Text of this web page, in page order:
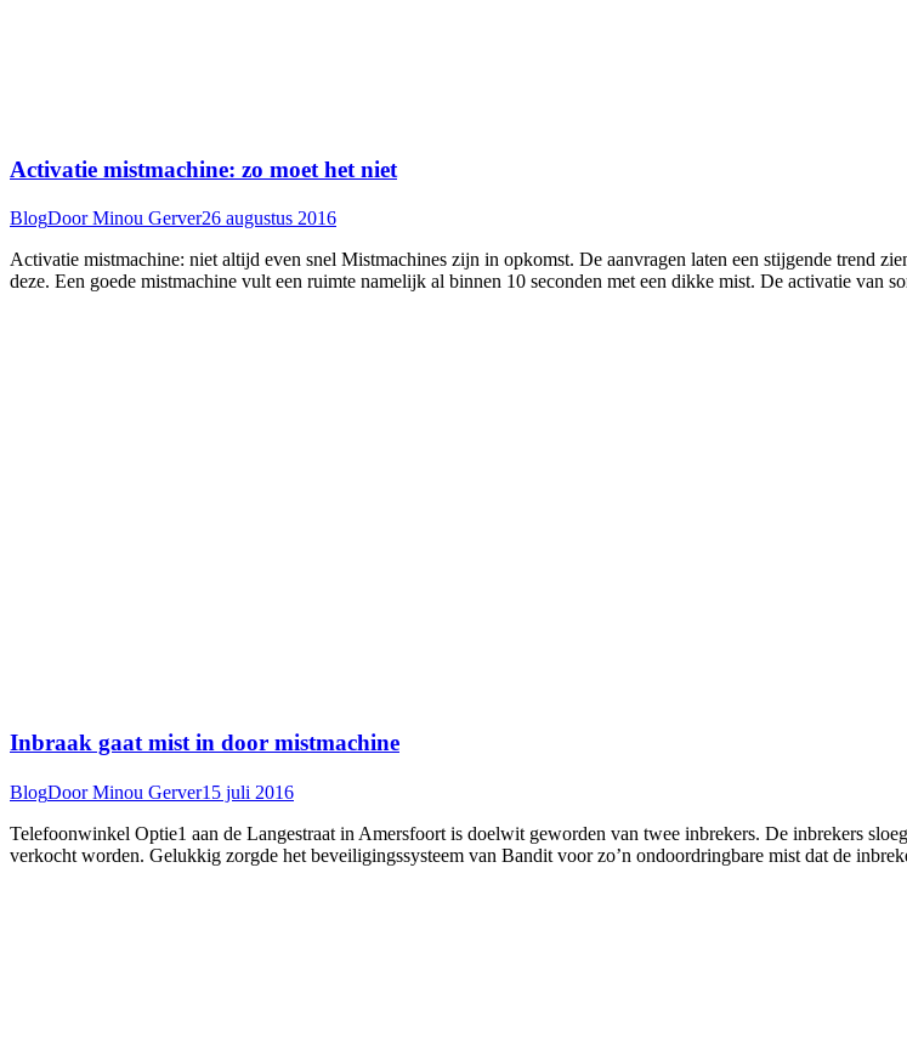
Activatie mistmachine: zo moet het niet
BlogDoorMinou Gerver26 augustus 2016
Activatie mistmachine: niet altijd even snel Mistmachines zijn in opkomst. De aanvragen laten een stijgende trend
deze. Een goede mistmachine vult een ruimte namelijk al binnen 10 seconden met een dikke mist. De activatie van
Inbraak gaat mist in door mistmachine
BlogDoorMinou Gerver15 juli 2016
Telefoonwinkel Optie1 aan de Langestraat in Amersfoort is doelwit geworden van twee inbrekers. De inbrekers
verkocht worden. Gelukkig zorgde het beveiligingssysteem van Bandit voor zo’n ondoordringbare mist dat de